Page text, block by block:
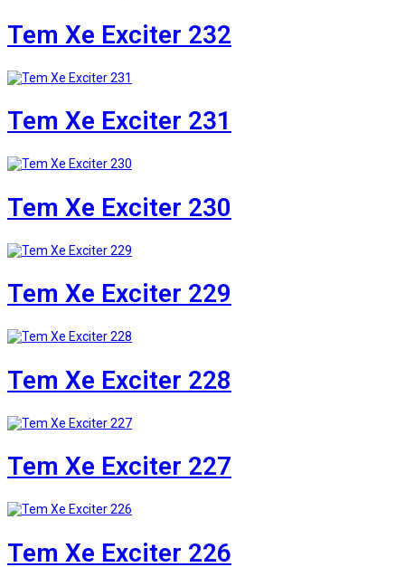
Tem Xe Exciter 232
Tem Xe Exciter 231
Tem Xe Exciter 230
Tem Xe Exciter 229
Tem Xe Exciter 228
Tem Xe Exciter 227
Tem Xe Exciter 226